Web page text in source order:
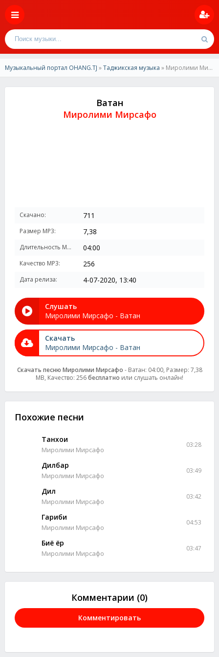
Музыкальный портал OHANG.TJ »Таджикская музыка » Миролими Мирсафо-Ватан
Ватан
Миролими Мирсафо
Скачано: 711
Размер MP3: 7,38
Длительность MP3: 04:00
Качество MP3: 256
Дата релиза: 4-07-2020, 13:40
Слушать
Миролими Мирсафо - Ватан
Скачать
Миролими Мирсафо - Ватан
Скачать песню Миролими Мирсафо - Ватан: 04:00, Размер: 7,38
MB, Качество: 256бесплатно или слушать онлайн!
Похожие песни
Танхои
Миролими Мирсафо
03:28
Дилбар
Миролими Мирсафо
03:49
Дил
Миролими Мирсафо
03:42
Гариби
Миролими Мирсафо
04:53
Биё ёр
Миролими Мирсафо
03:47
Комментарии (0)
Комментировать